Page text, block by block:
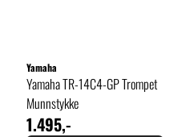
Yamaha
Yamaha TR-14C4-GP Trompet
Munnstykke
1.495,-